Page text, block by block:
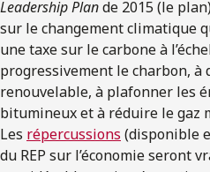
Leadership Plande 2015 (le
sur le changement climatique
une taxe sur le carbone à
progressivement le charbon, à
renouvelable, à plafonner les
bitumineux et à réduire le gaz
Les répercussions (disponible
du REP sur l’économie seront